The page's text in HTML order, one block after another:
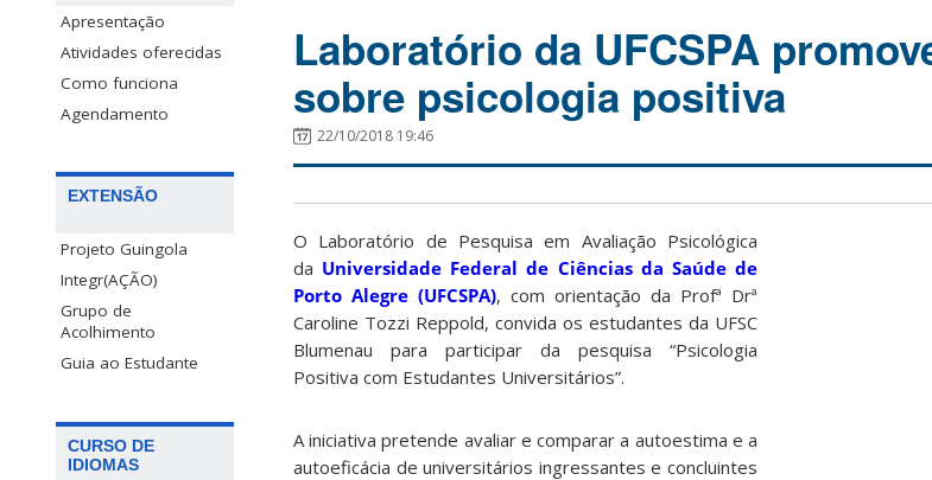
Apresentação
Atividades oferecidas
Como funciona
Agendamento
EXTENSÃO
Projeto Guingola
Integr(AÇÃO)
Grupo de
Acolhimento
Guia ao Estudante
CURSO DE
IDIOMAS
Laboratório da UFCSPA
sobre psicologia positiva
22/10/2018 19:46
O Laboratório de Pesquisa em Avaliação Psicológica
da Universidade Federal de Ciências da Saúde de
Porto Alegre (UFCSPA), com orientação da Profª Drª
Caroline Tozzi Reppold, convida os estudantes da UFSC
Blumenau para participar da pesquisa “Psicologia
Positiva com Estudantes Universitários”.
A iniciativa pretende avaliar e comparar a autoestima e a
autoeficácia de universitários ingressantes e concluintes